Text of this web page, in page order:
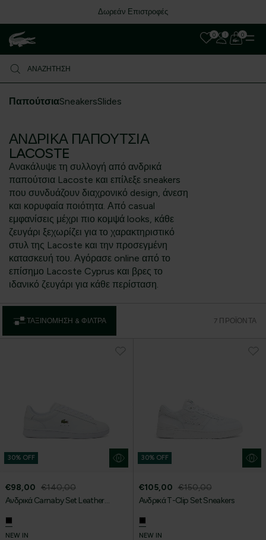
Δωρεάν Επιστροφές
0 0
ΠαπούτσιαSneakersSlides
ΑΝΔΡΙΚΆ ΠΑΠΟΎΤΣΙΑ
LACOSTE
Ανακάλυψε τη συλλογή από ανδρικά
παπούτσια Lacoste και επίλεξε sneakers
που συνδυάζουν διαχρονικό design, άνεση
και κορυφαία ποιότητα. Από casual
εμφανίσεις μέχρι πιο κομψά looks, κάθε
ζευγάρι ξεχωρίζει για το χαρακτηριστικό
στυλ της Lacoste και την προσεγμένη
κατασκευή του. Αγόρασε online από το
επίσημο Lacoste Cyprus και βρες το
ιδανικό ζευγάρι για κάθε περίσταση.
ΤΑΞΙΝΌΜΗΣΗ & ΦΊΛΤΡΑ 7 ΠΡΟΪΌΝΤΑ
30% OFF
€98,00 €140,00
Ανδρικά Carnaby Set Leather
NEW IN
30% OFF
€105,00 €150,00
Ανδρικά T-Clip Set Sneakers
NEW IN